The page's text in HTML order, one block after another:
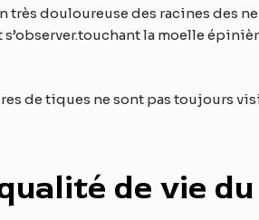
douloureuse des racines des
la moelle
de tiques ne sont pas toujours
de vie